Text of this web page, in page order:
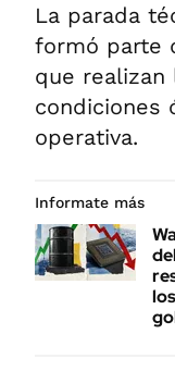
La parada
formó parte
que realizan
condiciones
operativa.
Informate más